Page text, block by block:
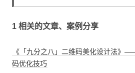
1 相关的文章、案例分享
《「九分之八」二维码美化设计法》
码优化技巧